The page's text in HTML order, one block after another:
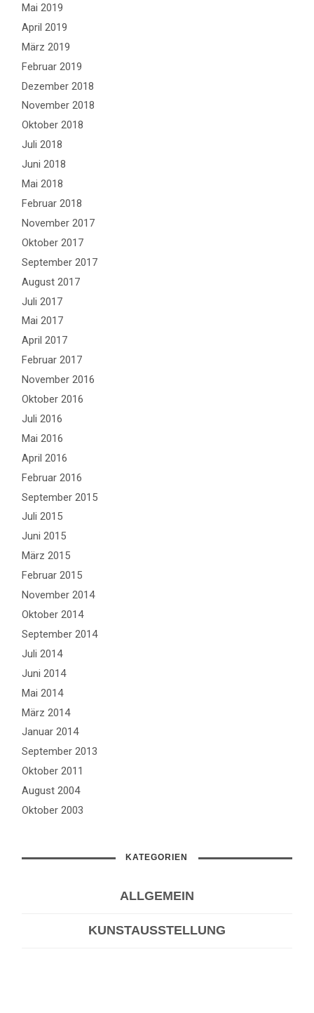
Mai 2019
April 2019
März 2019
Februar 2019
Dezember 2018
November 2018
Oktober 2018
Juli 2018
Juni 2018
Mai 2018
Februar 2018
November 2017
Oktober 2017
September 2017
August 2017
Juli 2017
Mai 2017
April 2017
Februar 2017
November 2016
Oktober 2016
Juli 2016
Mai 2016
April 2016
Februar 2016
September 2015
Juli 2015
Juni 2015
März 2015
Februar 2015
November 2014
Oktober 2014
September 2014
Juli 2014
Juni 2014
Mai 2014
März 2014
Januar 2014
September 2013
Oktober 2011
August 2004
Oktober 2003
KATEGORIEN
ALLGEMEIN
KUNSTAUSSTELLUNG